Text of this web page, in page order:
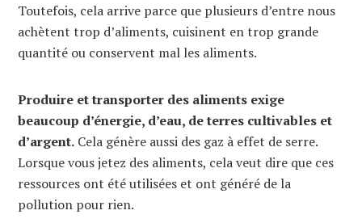
Toutefois, cela arrive parce que plusieurs d’entre nous
achètent trop d’aliments, cuisinent en trop grande
quantité ou conservent mal les aliments.
Produire et transporter des aliments exige
beaucoup d’énergie, d’eau, de terres cultivables et
d’argent. Cela génère aussi des gaz à effet de serre.
Lorsque vous jetez des aliments, cela veut dire que ces
ressources ont été utilisées et ont généré de la
pollution pour rien.